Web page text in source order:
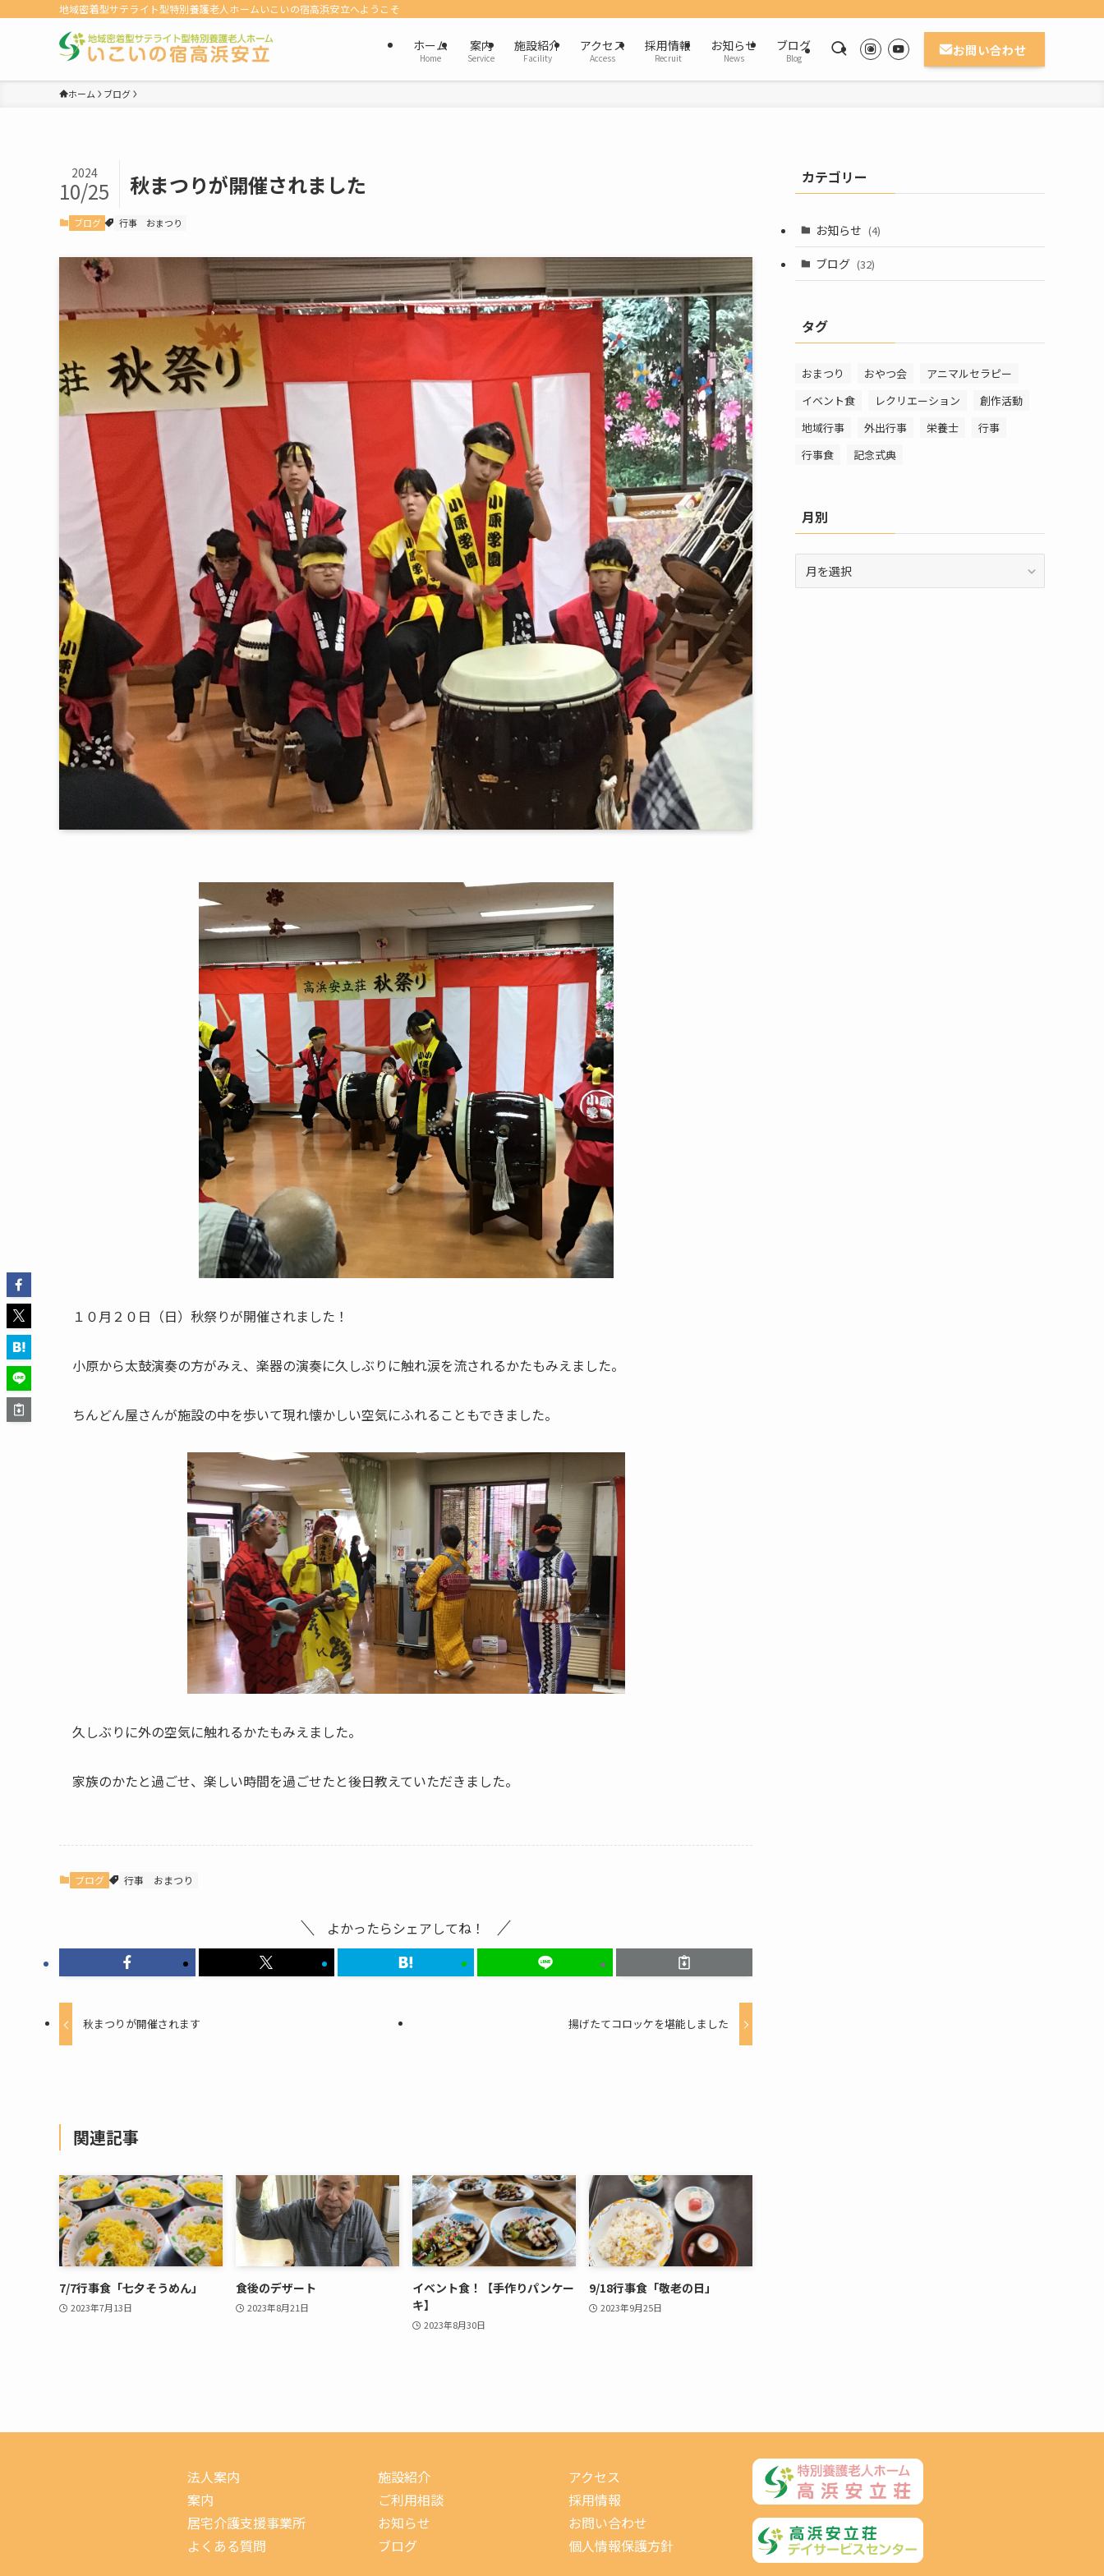
地域密着型サテライト型特別養護老人ホームいこいの宿高浜安立へようこそ
ホーム
Home
案内
Service
施設紹介
Facility
アクセス
Access
採用情報
Recruit
お知らせ
News
ブログ
Blog お問い合わせ
ホーム ブログ
秋まつりが開催されました
2024
10/25
ブログ 行事 おまつり
１０月２０日（日）秋祭りが開催されました！
小原から太鼓演奏の方がみえ、楽器の演奏に久しぶりに触れ涙を流されるかたもみえました。
ちんどん屋さんが施設の中を歩いて現れ懐かしい空気にふれることもできました。
久しぶりに外の空気に触れるかたもみえました。
家族のかたと過ごせ、楽しい時間を過ごせたと後日教えていただきました。
ブログ 行事 おまつり
よかったらシェアしてね！
秋まつりが開催されます 揚げたてコロッケを堪能しました
関連記事
7/7行事食「七夕そうめん」
2023年7月13日
食後のデザート
2023年8月21日
イベント食！【手作りパンケー
キ】
2023年8月30日
9/18行事食「敬老の日」
2023年9月25日
カテゴリー
お知らせ (4)
ブログ (32)
タグ
おまつり おやつ会
アニマルセラピー
イベント食
レクリエーション
創作活動
地域行事
外出行事 栄養士
行事
行事食
記念式典
月別
法人案内
案内
居宅介護支援事業所
よくある質問
施設紹介
ご利用相談
お知らせ
ブログ
アクセス
採用情報
お問い合わせ
個人情報保護方針